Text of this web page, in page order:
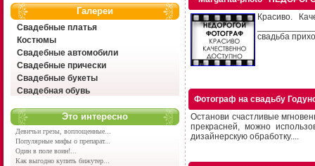
Галереи
Свадебные платья
Костюмы
Свадебные автомобили
Свадебные прически
Свадебные букеты
Свадебная обувь
Это интересно
Девичьи грезы, воплощенные...
Популярные мифы о препарат...
Один в поле воин!...
Как выгодно купить бижутер...
Красиво.
свадьба
Фотограф на свадьбу
Останови счастливые
прекрасней, можно
дизайнерскую обработку....